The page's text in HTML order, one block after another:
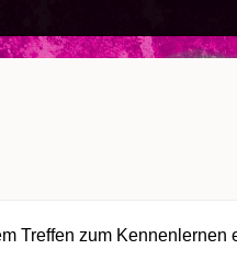
Treffen zum Kennenlernen